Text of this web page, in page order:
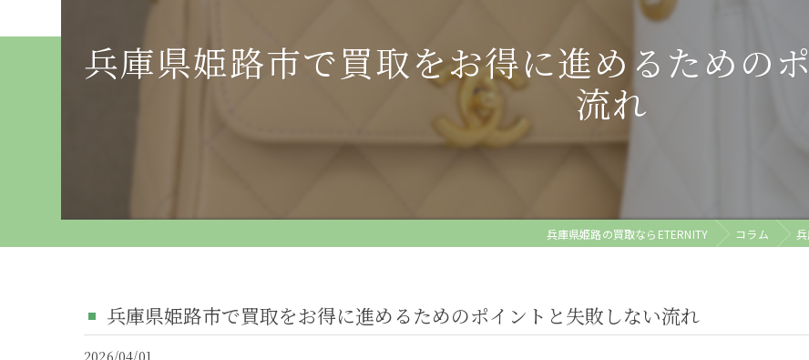
兵庫県姫路市で買取をお得に進めるための
流れ
兵庫県姫路の買取ならETERNITY コラム
兵庫県姫路市で買取をお得に進めるためのポイントと失敗しない流れ
2026/04/01